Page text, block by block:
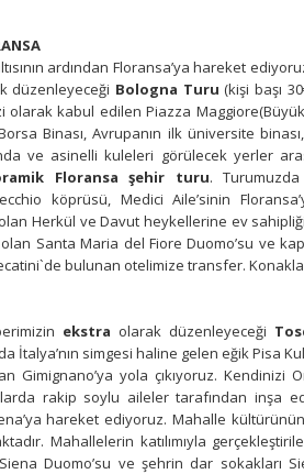
Çerez
Size daha kişiselleştirilmiş bir
depolayabilir, bunları yurt içi
izin vermemeyi
bilir. Daha fazla bilgi için
inceleyebilirsiniz.
Zorunlu Çerezler HER
İstatistik Çerezleri
Ziyaretçilerin siteyi nasıl
sayfaların popüler
anlamamıza yardımcı olur.
ardından Floransa’ya hareket
düzenleyeceği Bologna Turu (kişi başı
olarak kabul edilen Piazza
Binası, Avrupanın ilk üniversite
ve asinelli kuleleri görülecek yerler
Floransa şehir turu.
köprüsü, Medici Aile’sinin
olan Herkül ve Davut heykellerine ev
Santa Maria del Fiore Duomo’su ve
bulunan otelimize transfer.
ekstra olarak düzenleyeceği
İtalya’nın simgesi haline gelen eğik Pisa
Gimignano’ya yola çıkıyoruz. Kendinizi
rakip soylu aileler tarafından inşa
hareket ediyoruz. Mahalle
Mahallelerin katılımıyla
Siena Duomo’su ve şehrin dar sokakları